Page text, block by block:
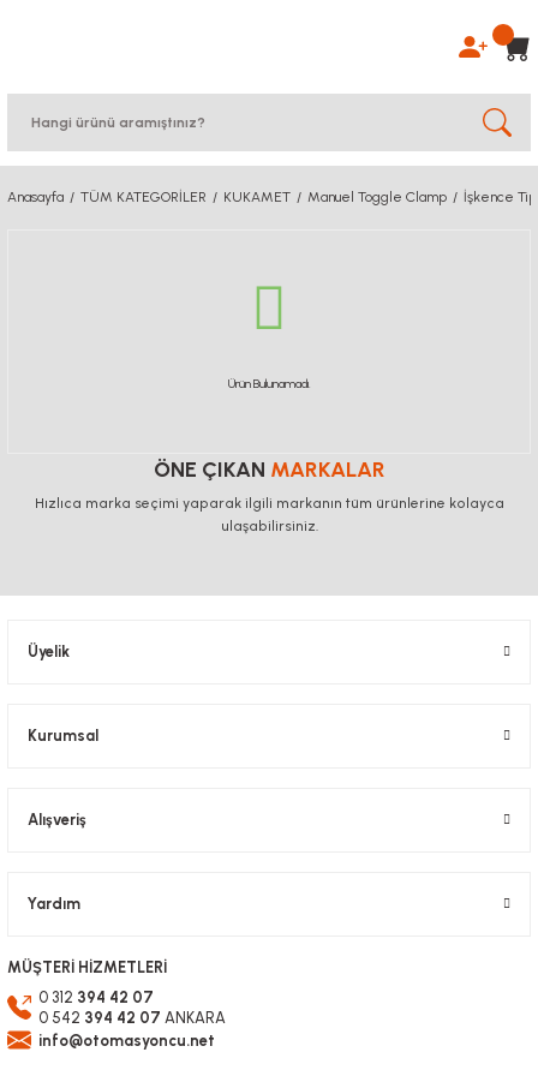
Anasayfa TÜM KATEGORİLER KUKAMET Manuel Toggle Clamp İşkence
Ürün Bulunamadı.
ÖNE ÇIKAN MARKALAR
Hızlıca marka seçimi yaparak ilgili markanın tüm ürünlerine kolayca
ulaşabilirsiniz.
Üyelik
Kurumsal
Alışveriş
Yardım
MÜŞTERİ HİZMETLERİ
0 312 394 42 07
0 542 394 42 07 ANKARA
info@otomasyoncu.net